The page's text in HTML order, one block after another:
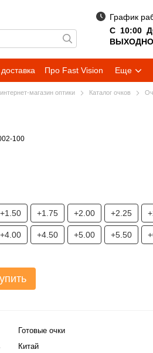
График
С 10:00
Про Fast Vision Еще
магазин оптики Каталог очков
100
+1.50 +1.75 +2.00 +2.25
+4.00 +4.50 +5.00 +5.50
Готовые очки
Китай